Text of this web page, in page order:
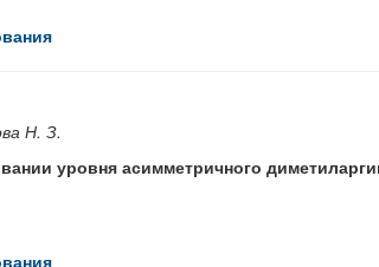
Н. З.
уровня асимметричного